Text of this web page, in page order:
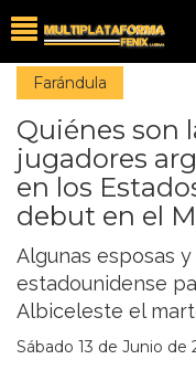
Farándula
Quiénes son
jugadores
en los
debut en el
Algunas esposas
estadounidense
Albiceleste el
Sábado 13 de Junio de